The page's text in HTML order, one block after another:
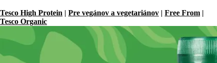
Tesco High Protein | Pre vegánov a vegetariánov | Free From |
Tesco Organic